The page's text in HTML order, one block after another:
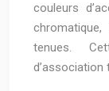
couleurs
tenues.
d’association